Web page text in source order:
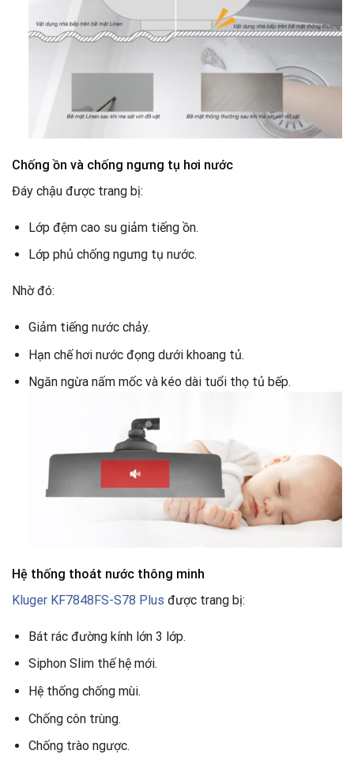
Chống ồn và chống ngưng tụ hơi nước
Đáy chậu được trang bị:
Lớp đệm cao su giảm tiếng ồn.
Lớp phủ chống ngưng tụ nước.
Nhờ đó:
Giảm tiếng nước chảy.
Hạn chế hơi nước đọng dưới khoang tủ.
Ngăn ngừa nấm mốc và kéo dài tuổi thọ tủ bếp.
Hệ thống thoát nước thông minh
Kluger KF7848FS-S78 Plus được trang bị:
Bát rác đường kính lớn 3 lớp.
Siphon Slim thế hệ mới.
Hệ thống chống mùi.
Chống côn trùng.
Chống trào ngược.